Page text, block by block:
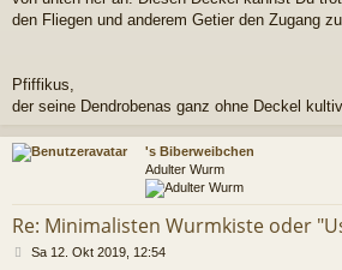
den Fliegen und anderem Getier den Zugang
Pfiffikus,
der seine Dendrobenas ganz ohne Deckel
's Biberweibchen
Adulter Wurm
Re: Minimalisten Wurmkiste oder
BSa 12. Okt 2019, 12:54